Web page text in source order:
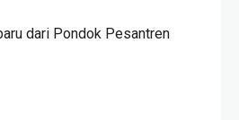
dari Pondok Pesantren